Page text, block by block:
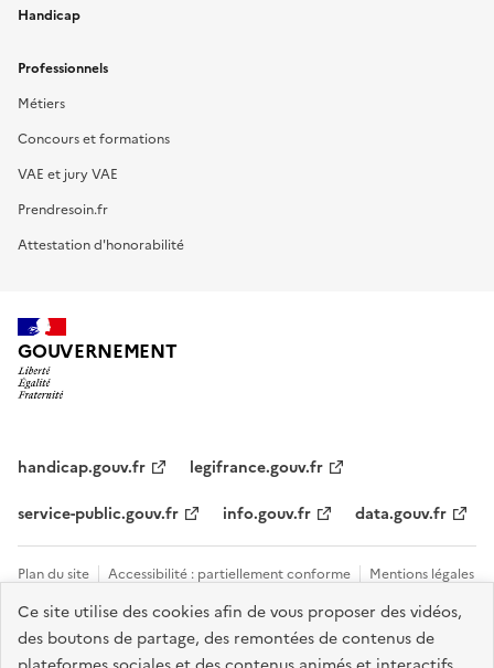
Ce site utilise des cookies afin de vous proposer des vidéos,
des boutons de partage, des remontées de contenus de
Handicap
Professionnels
Métiers
Concours et formations
VAE et jury VAE
Prendresoin.fr
Attestation d'honorabilité
GOUVERNEMENT
handicap.gouv.fr
legifrance.gouv.fr
service-public.gouv.fr
info.gouv.fr data.gouv.fr
Plan du site Accessibilité : partiellement conforme
Mentions légales
Données personnelles et cookies
Tous les contacts et sites utiles
Gestion des cookies